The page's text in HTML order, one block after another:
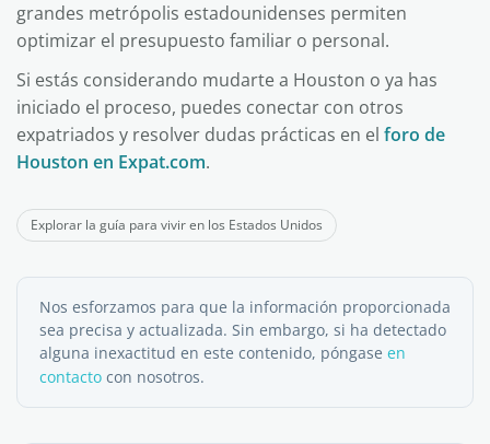
grandes metrópolis estadounidenses permiten
optimizar el presupuesto familiar o personal.
Si estás considerando mudarte a Houston o ya has
iniciado el proceso, puedes conectar con otros
expatriados y resolver dudas prácticas en el foro de
Houston en Expat.com.
Explorar la guía para vivir en los Estados Unidos
Nos esforzamos para que la información proporcionada
sea precisa y actualizada. Sin embargo, si ha detectado
alguna inexactitud en este contenido, póngase en
contacto con nosotros.